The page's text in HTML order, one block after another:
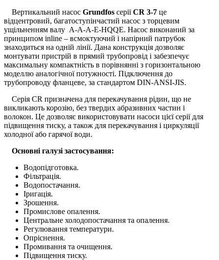
Вертикальний насос Grundfos серіїCR 3-7 це
відцентровий, багатоступінчастий насос з торцевим
ущільненням валу A-A-A-E-HQQE. Насос виконаний за
принципом inline – всмоктуючий і напірний патрубок
знаходиться на одній лінії. Дана конструкція дозволяє
монтувати пристрій в прямий трубопровід і забезпечує
максимальну компактність в порівнянні з горизонтальною
моделлю аналогічної потужності. Підключення до
трубопроводу фланцеве, за стандартом DIN-ANSI-JIS.
Серія CR призначена для перекачування рідин, що не
викликають корозію, без твердих абразивних частин і
волокон. Це дозволяє використовувати насоси цієї серії для
підвищення тиску, а також для перекачування і циркуляції
холодної або гарячої води.
Основні галузі застосування:
Водопідготовка.
Фільтрація.
Водопостачання.
Іригація.
Зрошення.
Промислове опалення.
Центральне холодопостачання та опалення.
Регулювання температури.
Опріснення.
Промивання та очищення.
Підвищення тиску.